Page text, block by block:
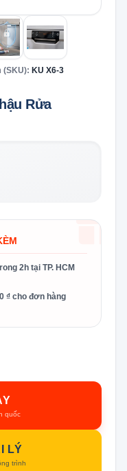
(SKU): KU X6-3
Rửa
2h tại TP. HCM
₫ cho đơn hàng
quốc
LÝ
trình